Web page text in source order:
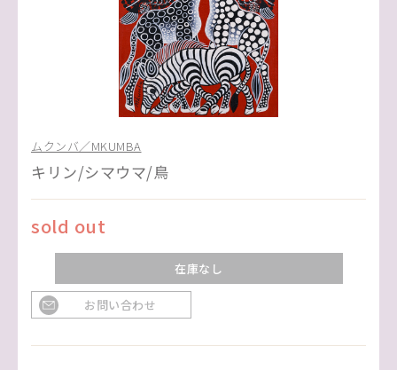
ムクンバ／MKUMBA
キリン/シマウマ/鳥
sold out
在庫なし
お問い合わせ